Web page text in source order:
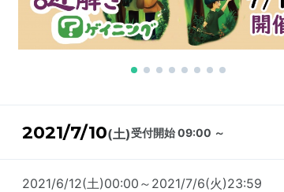
2021/7/10(土)受付開始 09:00 ～
2021/6/12(土)00:00～2021/7/6(火)23:59